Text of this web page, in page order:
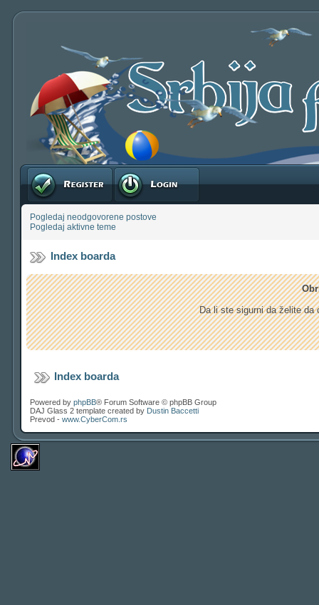
Registruj se Prijavite se
Pogledaj neodgovorene postove
Pogledaj aktivne teme
Index boarda
Da li ste sigurni da želite da
Index boarda
Powered by phpBB® Forum Software © phpBB Group
DAJ Glass 2 template created by Dustin Baccetti
Prevod - www.CyberCom.rs